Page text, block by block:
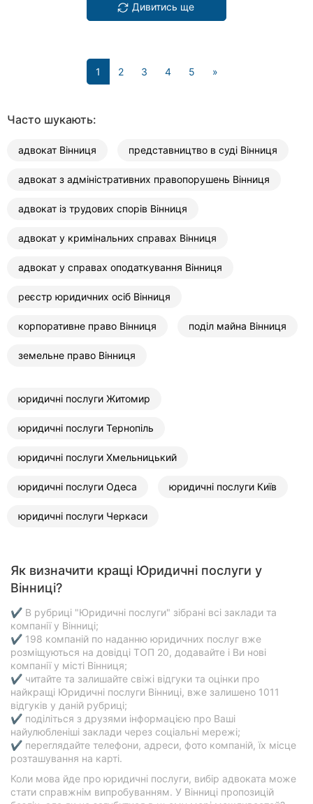
Дивитись ще
1 (current)
2 3 4 5 »
Часто шукають:
адвокат Вінниця представництво в суді Вінниця
адвокат з адміністративних правопорушень Вінниця
адвокат із трудових спорів Вінниця
адвокат у кримінальних справах Вінниця
адвокат у справах оподаткування Вінниця
реєстр юридичних осіб Вінниця
корпоративне право Вінниця поділ майна Вінниця
земельне право Вінниця
юридичні послуги Житомир
юридичні послуги Тернопіль
юридичні послуги Хмельницький
юридичні послуги Одеса юридичні послуги Київ
юридичні послуги Черкаси
Як визначити кращі Юридичні послуги у
Вінниці?
✔ В рубриці "Юридичні послуги" зібрані всі заклади та
компанії у Вінниці;
✔ 198 компаній по наданню юридичних послуг вже
розміщуються на довідці ТОП 20, додавайте і Ви нові
компанії у місті Вінниця;
✔ читайте та залишайте свіжі відгуки та оцінки про
найкращі Юридичні послуги Вінниці, вже залишено 1011
відгуків у даній рубриці;
✔ поділіться з друзями інформацією про Ваші
найулюбленіші заклади через соціальні мережі;
✔ переглядайте телефони, адреси, фото компаній, їх місце
розташування на карті.
Коли мова йде про юридичні послуги, вибір адвоката може
стати справжнім випробуванням. У Вінниці пропозицій